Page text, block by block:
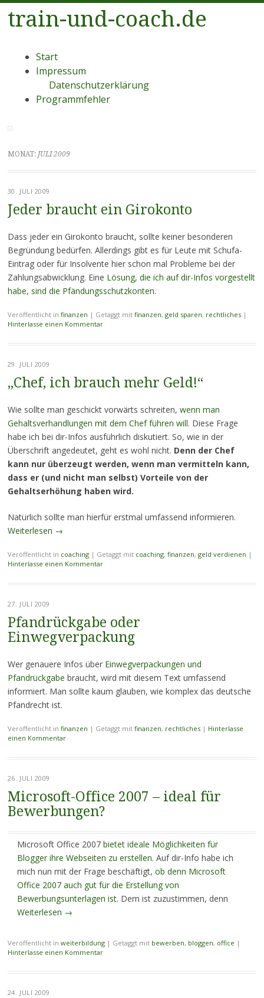
train-und-coach.de
Menü
Zum
Inhalt
Start
Impressum
Datenschutzerklärung
Programmfehler
MONAT: JULI 2009
30. JULI 2009
Jeder braucht ein Girokonto
Dass jeder ein Girokonto braucht, sollte keiner besonderen
Begründung bedürfen. Allerdings gibt es für Leute mit Schufa-
Eintrag oder für Insolvente hier schon mal Probleme bei der
Zahlungsabwicklung. Eine Lösung, die ich auf dir-Infos vorgestellt
habe, sind die Pfändungsschutzkonten.
Veröffentlicht in finanzen | Getaggt mit finanzen, geld sparen, rechtliches |
Hinterlasse einen Kommentar
29. JULI 2009
„Chef, ich brauch mehr Geld!“
Wie sollte man geschickt vorwärts schreiten, wenn man
Gehaltsverhandlungen mit dem Chef führen will. Diese Frage
habe ich bei dir-Infos ausführlich diskutiert. So, wie in der
Überschrift angedeutet, geht es wohl nicht. Denn der Chef
kann nur überzeugt werden, wenn man vermitteln kann,
dass er (und nicht man selbst) Vorteile von der
Gehaltserhöhung haben wird.
Natürlich sollte man hierfür erstmal umfassend informieren.
Weiterlesen →
Veröffentlicht in coaching | Getaggt mit coaching, finanzen, geld verdienen |
Hinterlasse einen Kommentar
27. JULI 2009
Pfandrückgabe oder
Einwegverpackung
Wer genauere Infos über Einwegverpackungen und
Pfandrückgabe braucht, wird mit diesem Text umfassend
informiert. Man sollte kaum glauben, wie komplex das deutsche
Pfandrecht ist.
Veröffentlicht in finanzen | Getaggt mit finanzen, rechtliches | Hinterlasse
einen Kommentar
26. JULI 2009
Microsoft-Office 2007 – ideal für
Bewerbungen?
Microsoft Office 2007 bietet ideale Möglichkeiten für
Blogger ihre Webseiten zu erstellen. Auf dir-Info habe ich
mich nun mit der Frage beschäftigt, ob denn Microsoft
Office 2007 auch gut für die Erstellung von
Bewerbungsunterlagen ist. Dem ist zuzustimmen, denn
Weiterlesen →
Veröffentlicht in weiterbildung | Getaggt mit bewerben, bloggen, office |
Hinterlasse einen Kommentar
24. JULI 2009